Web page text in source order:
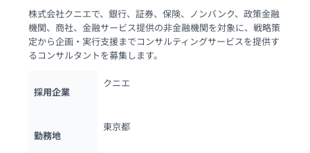
株式会社クニエで、銀行、証券、保険、ノンバンク、政策金融
機関、商社、金融サービス提供の非金融機関を対象に、戦略策
定から企画・実行支援までコンサルティングサービスを提供す
るコンサルタントを募集します。
採用企業
クニエ
勤務地
東京都